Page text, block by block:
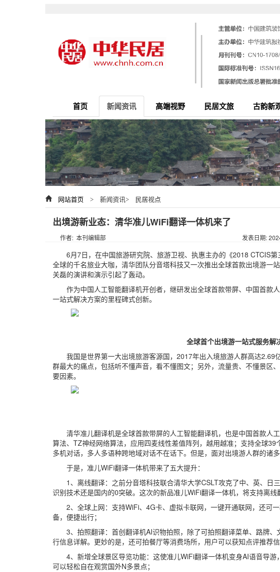
首页 新闻资讯 高端视野 民居文旅 古韵新
网站首页 > 新闻资讯> 民居视点
出境游新业态：清华准儿WiFi翻译一体机来了
作者: 本刊编辑部 发表日期:
6月7日，在中国旅游研究院、旅游卫视、执惠主办的《2018 CTCIS
全球的千名旅业大咖，清华团队分音塔科技又一次推出全球首款出境游
关磊的演讲和演示引起了轰动。
作为中国人工智能翻译机开创者，继研发出全球首款带屏、中国首款
一站式解决方案的里程碑式创新。
全球首个出境游一站式服务解
我国是世界第一大出境旅游客源国，2017年出入境旅游人群高达2.69
群最大的痛点，包括听不懂声音，看不懂图文；另外，流量贵、不懂景区
要因素。
清华准儿翻译机是全球首款带屏的人工智能翻译机，也是中国首款人
算法、TZ神经网络算法，应用四麦线性差值阵列，越用越准；支持全球
多机对话，多人多语种跨地域对话不在话下。但是，面对出境游人群的诸多
于是，准儿WiFi翻译一体机带来了五大提升：
1、离线翻译：之前分音塔科技联合清华大学CSLT攻克了中、英、日
识别技术还是国内的0突破。这次的新品准儿WiFi翻译一体机，将支持离线
2、全球上网：支持WiFi、4G卡、虚拟卡联网，一键开通联网，还可
备，便捷出行；
3、拍照翻译：首创翻译机AI识物拍照，除了可拍照翻译菜单、路牌
行信息详解。更妙的是，还可拍餐厅等消费场所，用户可以获知点评推荐信
4、新增全球景区导览功能：这使准儿WiFi翻译一体机变身AI语音导游
可以轻松自在观赏国外N多景点；